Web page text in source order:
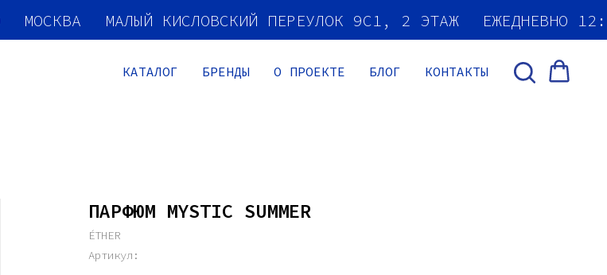
МОСКВА МАЛЫЙ КИСЛОВСКИЙ ПЕРЕУЛОК 9С1, 2 ЭТАЖ ЕЖЕДНЕВНО
КАТАЛОГ БРЕНДЫ О ПРОЕКТЕ БЛОГ КОНТАКТЫ
ПАРФЮМ MYSTIC SUMMER
ÉTHER
Артикул: